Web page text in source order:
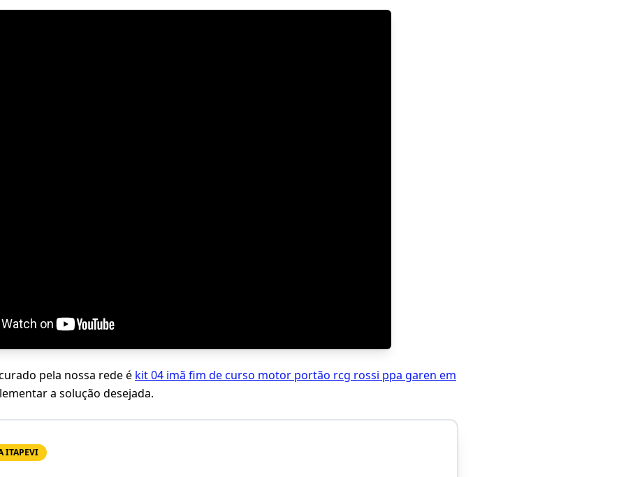
pela nossa rede é kit 04 imã fim de curso motor portão rcg rossi ppa garen em
a solução desejada.
ITAPEVI